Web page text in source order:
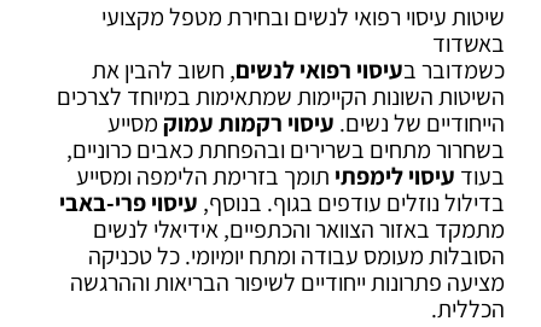
שיטות עיסוי רפואי לנשים ובחירת מטפל מקצועי
באשדוד
כשמדובר בעיסוי רפואי לנשים, חשוב להבין את
השיטות השונות הקיימות שמתאימות במיוחד לצרכים
הייחודיים של נשים. עיסוי רקמות עמוקמסייע
בשחרור מתחים בשרירים ובהפחתת כאבים כרוניים,
בעוד עיסוי לימפתי תומך בזרימת הלימפה ומסייע
בדילול נוזלים עודפים בגוף. בנוסף, עיסוי פרי-באבי
מתמקד באזור הצוואר והכתפיים, אידיאלי לנשים
הסובלות מעומס עבודה ומתח יומיומי. כל טכניקה
מציעה פתרונות ייחודיים לשיפור הבריאות וההרגשה
הכללית.